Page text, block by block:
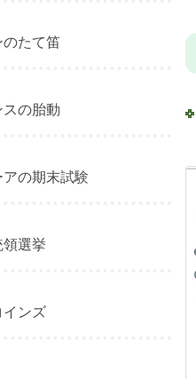
のたて笛
スの胎動
の期末試験
選挙
インズ